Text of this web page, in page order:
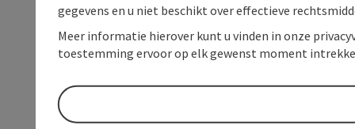
gegevens en u niet beschikt over effectieve
Meer informatie hierover kunt u vinden in onze
toestemming ervoor op elk gewenst moment